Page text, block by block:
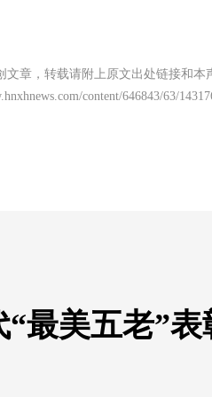
文章，转载请附上原文出处链接和本
content/646843/63/
最美五老”